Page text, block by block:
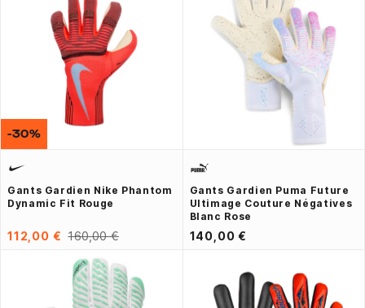
Gants Gardien Nike Phantom
Dynamic Fit Rouge
112,00 € 160,00 €
-30%
Gants Gardien Puma Future
Ultimage Couture Négatives
Blanc Rose
140,00 €